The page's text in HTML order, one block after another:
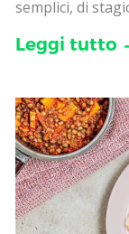
semplici, di
Leggi tutto